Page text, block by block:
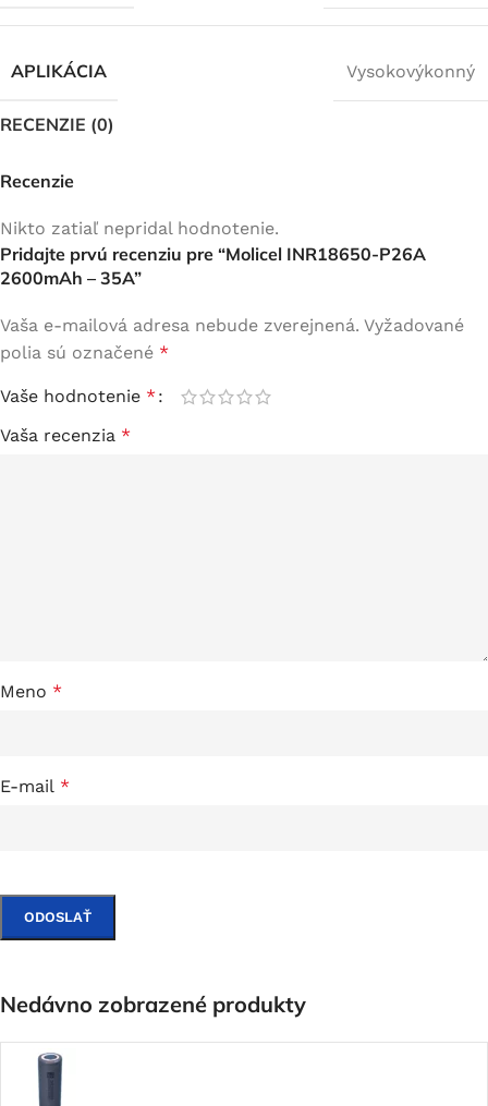
APLIKÁCIA Vysokovýkonný
RECENZIE (0)
Recenzie
Nikto zatiaľ nepridal hodnotenie.
Pridajte prvú recenziu pre “Molicel INR18650-P26A
2600mAh – 35A”
Vaša e-mailová adresa nebude zverejnená. Vyžadované
polia sú označené *
Vaše hodnotenie *
Vaša recenzia *
Meno *
E-mail *
Nedávno zobrazené produkty